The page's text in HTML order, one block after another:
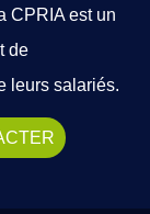
CPRIA est un
de
leurs salariés.